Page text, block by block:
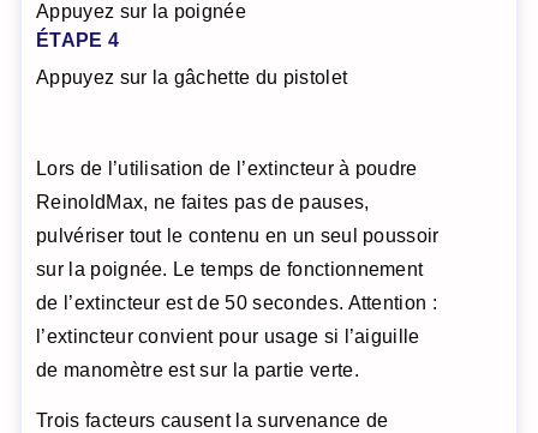
Appuyez sur la poignée
ÉTAPE 4
Appuyez sur la gâchette du pistolet
Lors de l’utilisation de l’extincteur à poudre
ReinoldMax, ne faites pas de pauses,
pulvériser tout le contenu en un seul poussoir
sur la poignée. Le temps de fonctionnement
de l’extincteur est de 50 secondes. Attention :
l’extincteur convient pour usage si l’aiguille
de manomètre est sur la partie verte.
Trois facteurs causent la survenance de